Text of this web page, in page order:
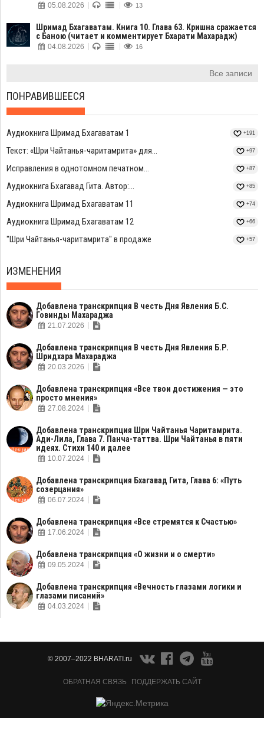
05.08.2026 13
Шримад Бхагаватам. Книга 10. Глава 63. Кришна сражается
с Баною (читает и комментирует Бхарати Махарадж)
04.08.2026 16
Все записи
ПОНРАВИВШЕЕСЯ
Аудиокнига Шримад Бхагаватам 1 +191
Текст: «Шри Чайтанья-чаритамрита» для... +97
Исправления в однотомном печатном... +87
Аудиокнига Бхагавад Гита. Автор:... +85
Аудиокнига Шримад Бхагаватам 11 +74
Аудиокнига Шримад Бхагаватам 12 +66
"Шри Чайтанья-чаритамрита" в продаже +57
ИЗМЕНЕНИЯ
Добавлена транскрипция В честь Дня Явления Б.С.
Говинды Махараджа
21.07.2026
Добавлена транскрипция В честь Дня Явления Б.Р.
Шридхара Махараджа
20.03.2026
Добавлена транскрипция «Все твои достижения — это
просто мнения»
27.08.2024
Добавлена транскрипция Шри Чайтанья Чаритамрита.
Ади-Лила, Глава 7. Панча-таттва. Шри Чайтанья в пяти
идеях. Стихи 140 и далее
10.07.2024
Добавлена транскрипция Бхагавад Гита, Глава 6: «Путь
созерцания»
06.07.2024
Добавлена транскрипция «Все стремятся к Счастью»
17.06.2024
Добавлена транскрипция «О жизни и о смерти»
09.05.2024
Добавлена транскрипция «Вечность глазами логики и
глазами писаний»
04.03.2024
© 2007–2022 BHARATI.ru
ОБРАТНАЯ СВЯЗЬ ПОДДЕРЖАТЬ САЙТ